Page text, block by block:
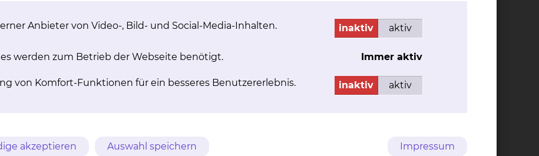
Krankenhausleistung, d.h. ohne Inanspruchnahme wahlärztlicher Leistungen durchführen;
Vereinbarung erforderlich. Diese wird in der Krankenakte dokumentiert und muss von Ihnen
Anbieter von Video-, Bild- und Social-Media-Inhalten. inaktiv aktiv
werden zum Betrieb der Webseite benötigt. Immer aktiv
von Komfort-Funktionen für ein besseres Benutzererlebnis. inaktiv aktiv
akzeptieren Auswahl speichern Impressum